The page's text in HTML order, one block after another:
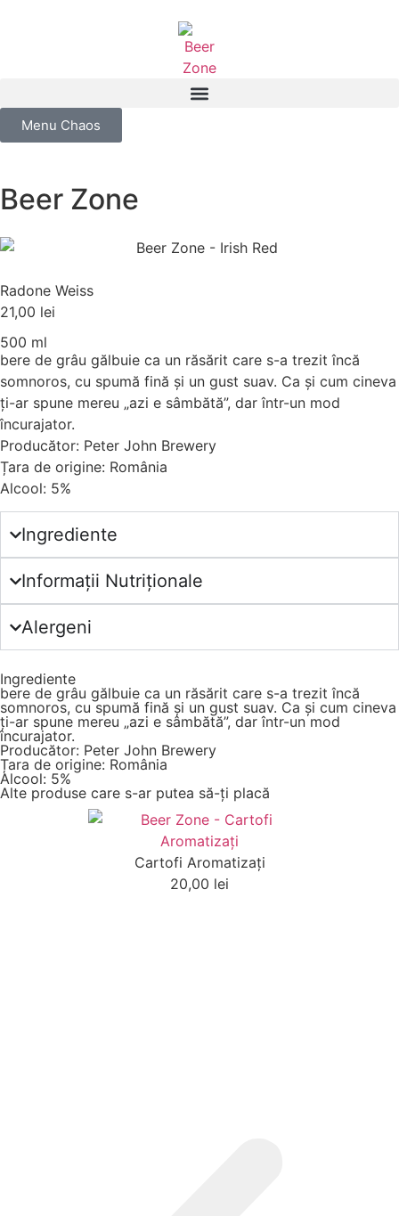
Menu Chaos
Beer Zone
Radone Weiss
21,00 lei
500 ml
bere de grâu gălbuie ca un răsărit care s-a trezit încă
somnoros, cu spumă fină și un gust suav. Ca și cum cineva
ți-ar spune mereu „azi e sâmbătă”, dar într-un mod
încurajator.
Producător: Peter John Brewery
Țara de origine: România
Alcool: 5%
Ingrediente
Informații Nutriționale
Alergeni
Ingrediente
bere de grâu gălbuie ca un răsărit care s-a trezit încă
somnoros, cu spumă fină și un gust suav. Ca și cum cineva
ți-ar spune mereu „azi e sâmbătă”, dar într-un mod
încurajator.
Producător: Peter John Brewery
Țara de origine: România
Alcool: 5%
Alte produse care s-ar putea să-ți placă
Cartofi Aromatizaţi
20,00 lei